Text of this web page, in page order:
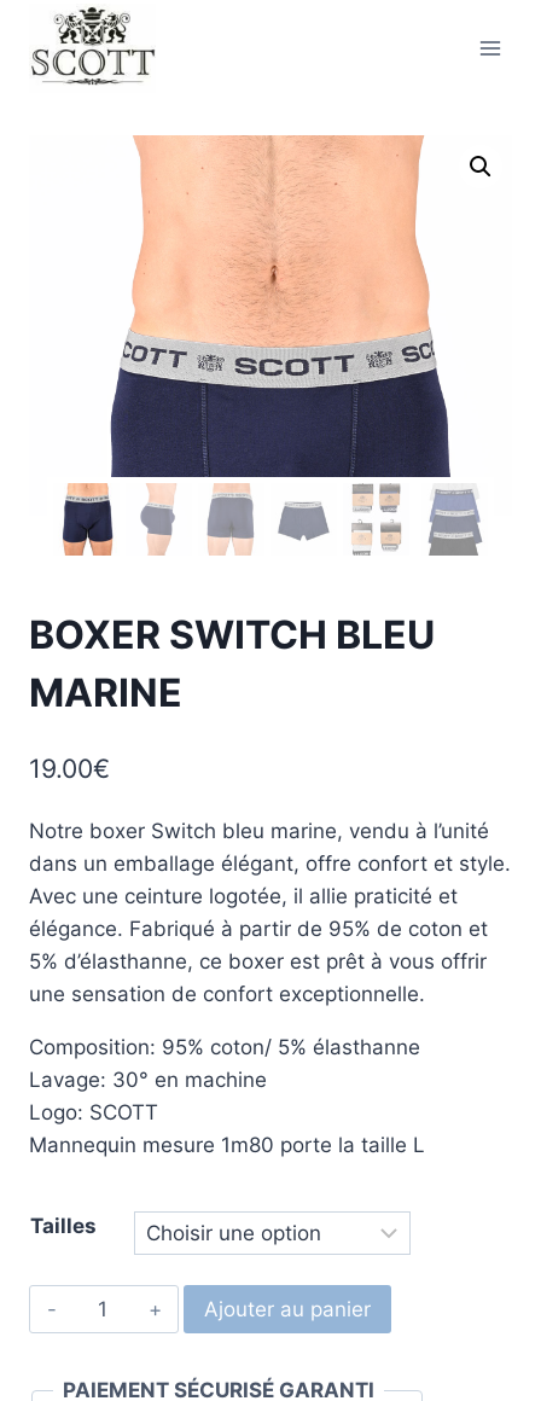
BOXER SWITCH BLEU
MARINE
19.00€
Notre boxer Switch bleu marine, vendu à l’unité
dans un emballage élégant, offre confort et style.
Avec une ceinture logotée, il allie praticité et
élégance. Fabriqué à partir de 95% de coton et
5% d’élasthanne, ce boxer est prêt à vous offrir
une sensation de confort exceptionnelle.
Composition: 95% coton/ 5% élasthanne
Lavage: 30° en machine
Logo: SCOTT
Mannequin mesure 1m80 porte la taille L
Tailles
Ajouter au panier
PAIEMENT SÉCURISÉ GARANTI